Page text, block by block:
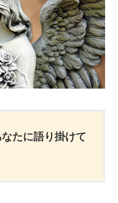
たに語り掛けて